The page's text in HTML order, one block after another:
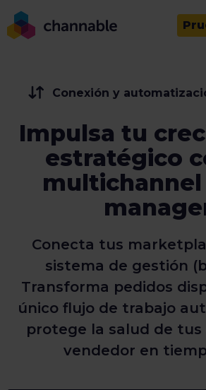
Conexión y
Impulsa tu
estratégico
Conecta tus
sistema de gestión
Transforma pedidos
único flujo de trabajo
protege la salud de
vendedor en